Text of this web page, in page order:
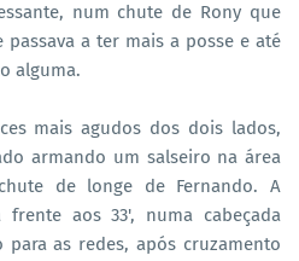
num chute de Rony que
passava a ter mais a posse e até
alguma.
mais agudos dos dois lados,
armando um salseiro na área
de longe de Fernando. A
aos 33', numa cabeçada
para as redes, após cruzamento